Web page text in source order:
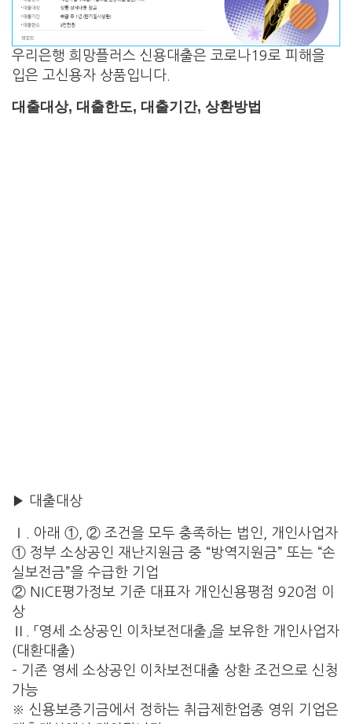
우리은행 희망플러스 신용대출은 코로나19로 피해을
입은 고신용자 상품입니다.
대출대상, 대출한도, 대출기간, 상환방법
▶ 대출대상
Ⅰ. 아래 ①, ② 조건을 모두 충족하는 법인, 개인사업자
① 정부 소상공인 재난지원금 중 “방역지원금” 또는 “손
실보전금”을 수급한 기업
② NICE평가정보 기준 대표자 개인신용평점 920점 이
상
Ⅱ. 「영세 소상공인 이차보전대출」을 보유한 개인사업자
(대환대출)
– 기존 영세 소상공인 이차보전대출 상환 조건으로 신청
가능
※ 신용보증기금에서 정하는 취급제한업종 영위 기업은